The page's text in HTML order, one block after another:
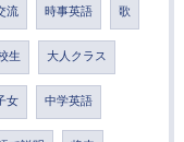
流 時事英語 歌
生 大人クラス
女 中学英語